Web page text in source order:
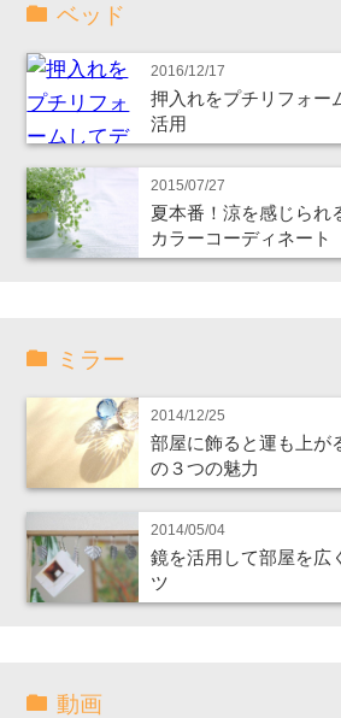
ベッド
2016/12/17
押入れをプチリフォー
活用
2015/07/27
夏本番！涼を感じられ
カラーコーディネート
ミラー
2014/12/25
部屋に飾ると運も上が
の３つの魅力
2014/05/04
鏡を活用して部屋を広
ツ
動画